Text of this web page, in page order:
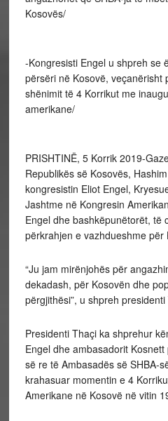
Kosovës/
-Kongresisti Engel u shpreh se
përsëri në Kosovë, veçanërisht
shënimit të 4 Korrikut me
amerikane/
PRISHTINË, 5 Korrik 2019-
Republikës së Kosovës,
kongresistin Eliot Engel,
Jashtme në Kongresin
Engel dhe bashkëpunëtorët, të
përkrahjen e vazhdueshme për
“Ju jam mirënjohës për
dekadash, për Kosovën dhe
përgjithësi”, u shpreh presidenti
Presidenti Thaçi ka shprehur
Engel dhe ambasadorit
së re të Ambasadës së SHBA-
krahasuar momentin e 4
Amerikane në Kosovë në vitin